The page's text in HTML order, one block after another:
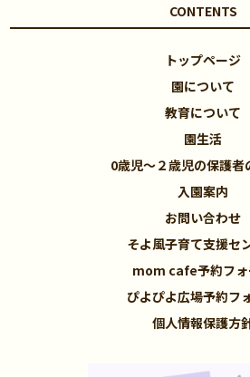
CONTENTS
トップページ
園について
教育について
園生活
0歳児～２歳児の保護者
入園案内
お問い合わせ
そよ風子育て支援セ
mom cafe予約フォ
ぴよぴよ広場予約フ
個人情報保護方